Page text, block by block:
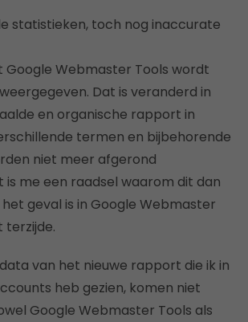
statistieken, toch nog inaccurate
Google Webmaster Tools wordt
Dat is veranderd in
en organische rapport in
termen en bijbehorende
niet meer afgerond
is me een raadsel waarom dit dan
geval is in Google Webmaster
terzijde.
van het nieuwe rapport die ik in
heb gezien, komen niet
Google Webmaster Tools als